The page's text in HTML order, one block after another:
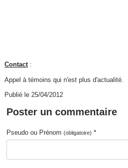
Contact:
Appel à témoins qui n'est plus d'actualité.
Publié le 25/04/2012
Poster un commentaire
Pseudo ou Prénom(obligatoire) *